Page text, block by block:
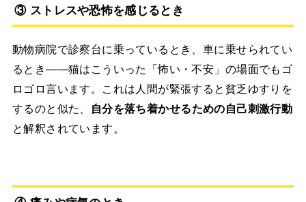
③ ストレスや恐怖を感じるとき
動物病院で診察台に乗っているとき、車に乗せられてい
るとき——猫はこういった「怖い・不安」の場面でもゴ
ロゴロ言います。これは人間が緊張すると貧乏ゆすりを
するのと似た、 自分を落ち着かせるための自己刺激行動
と解釈されています。